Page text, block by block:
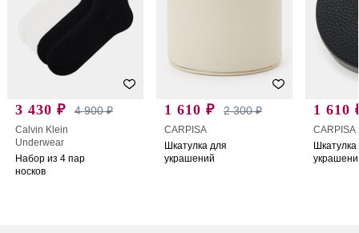
3 430 ₽ 4 900 ₽
Calvin Klein
Underwear
Набор из 4 пар
носков
1 610 ₽ 2 300 ₽
CARPISA
Шкатулка для
украшений
1 610
CARPISA